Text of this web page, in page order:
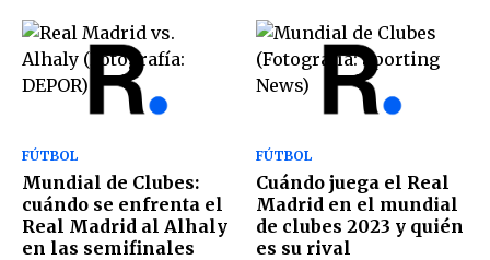
FÚTBOL
Mundial de Clubes:
cuándo se enfrenta el
Real Madrid al Alhaly
en las semifinales
FÚTBOL
Cuándo juega el Real
Madrid en el mundial
de clubes 2023 y quién
es su rival